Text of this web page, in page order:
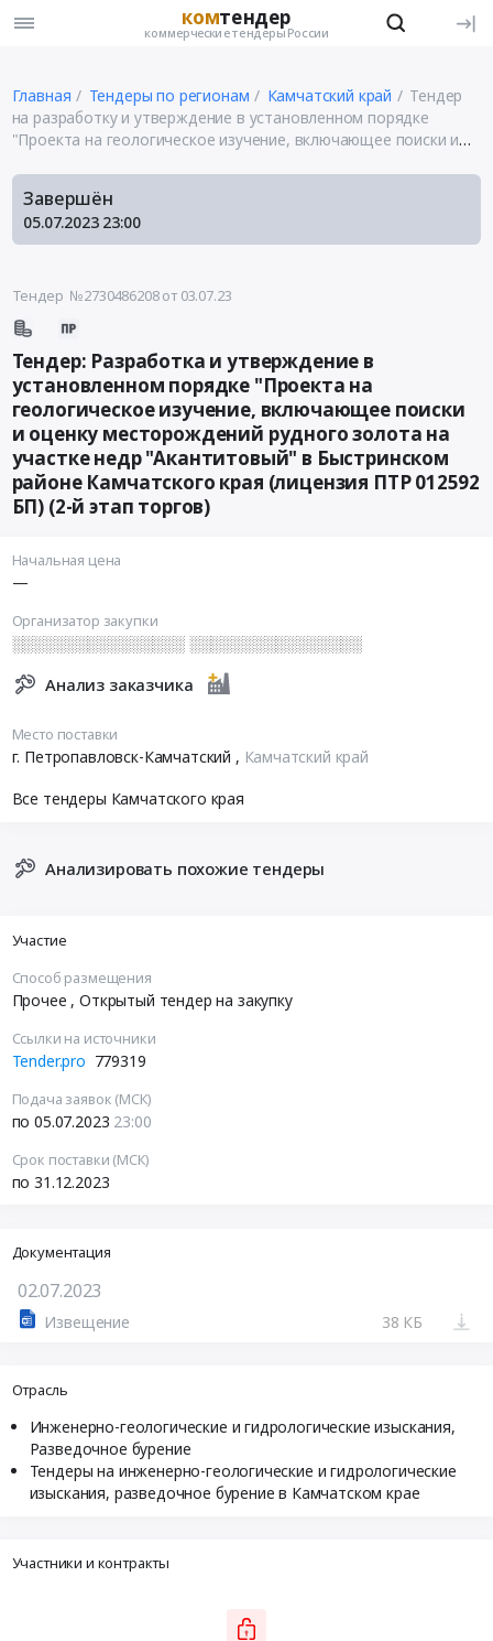
комтендер
коммерческие тендеры России
Главная Тендеры по регионам Камчатский край
Тендер
на разработку и утверждение в установленном порядке
"Проекта на геологическое изучение, включающее поиски и
"Акантитовый" в Быстринском районе Камчатского края
Завершён
05.07.2023 23:00
Тендер №2730486208от 03.07.23
Тендер: Разработка и утверждение в
установленном порядке "Проекта на
геологическое изучение, включающее поиски
и оценку месторождений рудного золота на
участке недр "Акантитовый" в Быстринском
районе Камчатского края (лицензия ПТР 012592
БП) (2-й этап торгов)
Начальная цена
—
Организатор закупки
░░░░░░░░░░░░░░░░ ░░░░░░░░░░░░░░░░
Анализ заказчика
Место поставки
г. Петропавловск-Камчатский , Камчатский край
Все тендеры Камчатского края
Анализировать похожие тендеры
Участие
Способ размещения
Прочее , Открытый тендер на закупку
Ссылки на источники
Tender.pro 779319
Подача заявок (МСК)
по 05.07.2023 23:00
Срок поставки (МСК)
по 31.12.2023
Документация
02.07.2023
Извещение 38 КБ
Отрасль
Инженерно-геологические и гидрологические изыскания,
Разведочное бурение
Тендеры на инженерно-геологические и гидрологические
изыскания, разведочное бурение в Камчатском крае
Участники и контракты